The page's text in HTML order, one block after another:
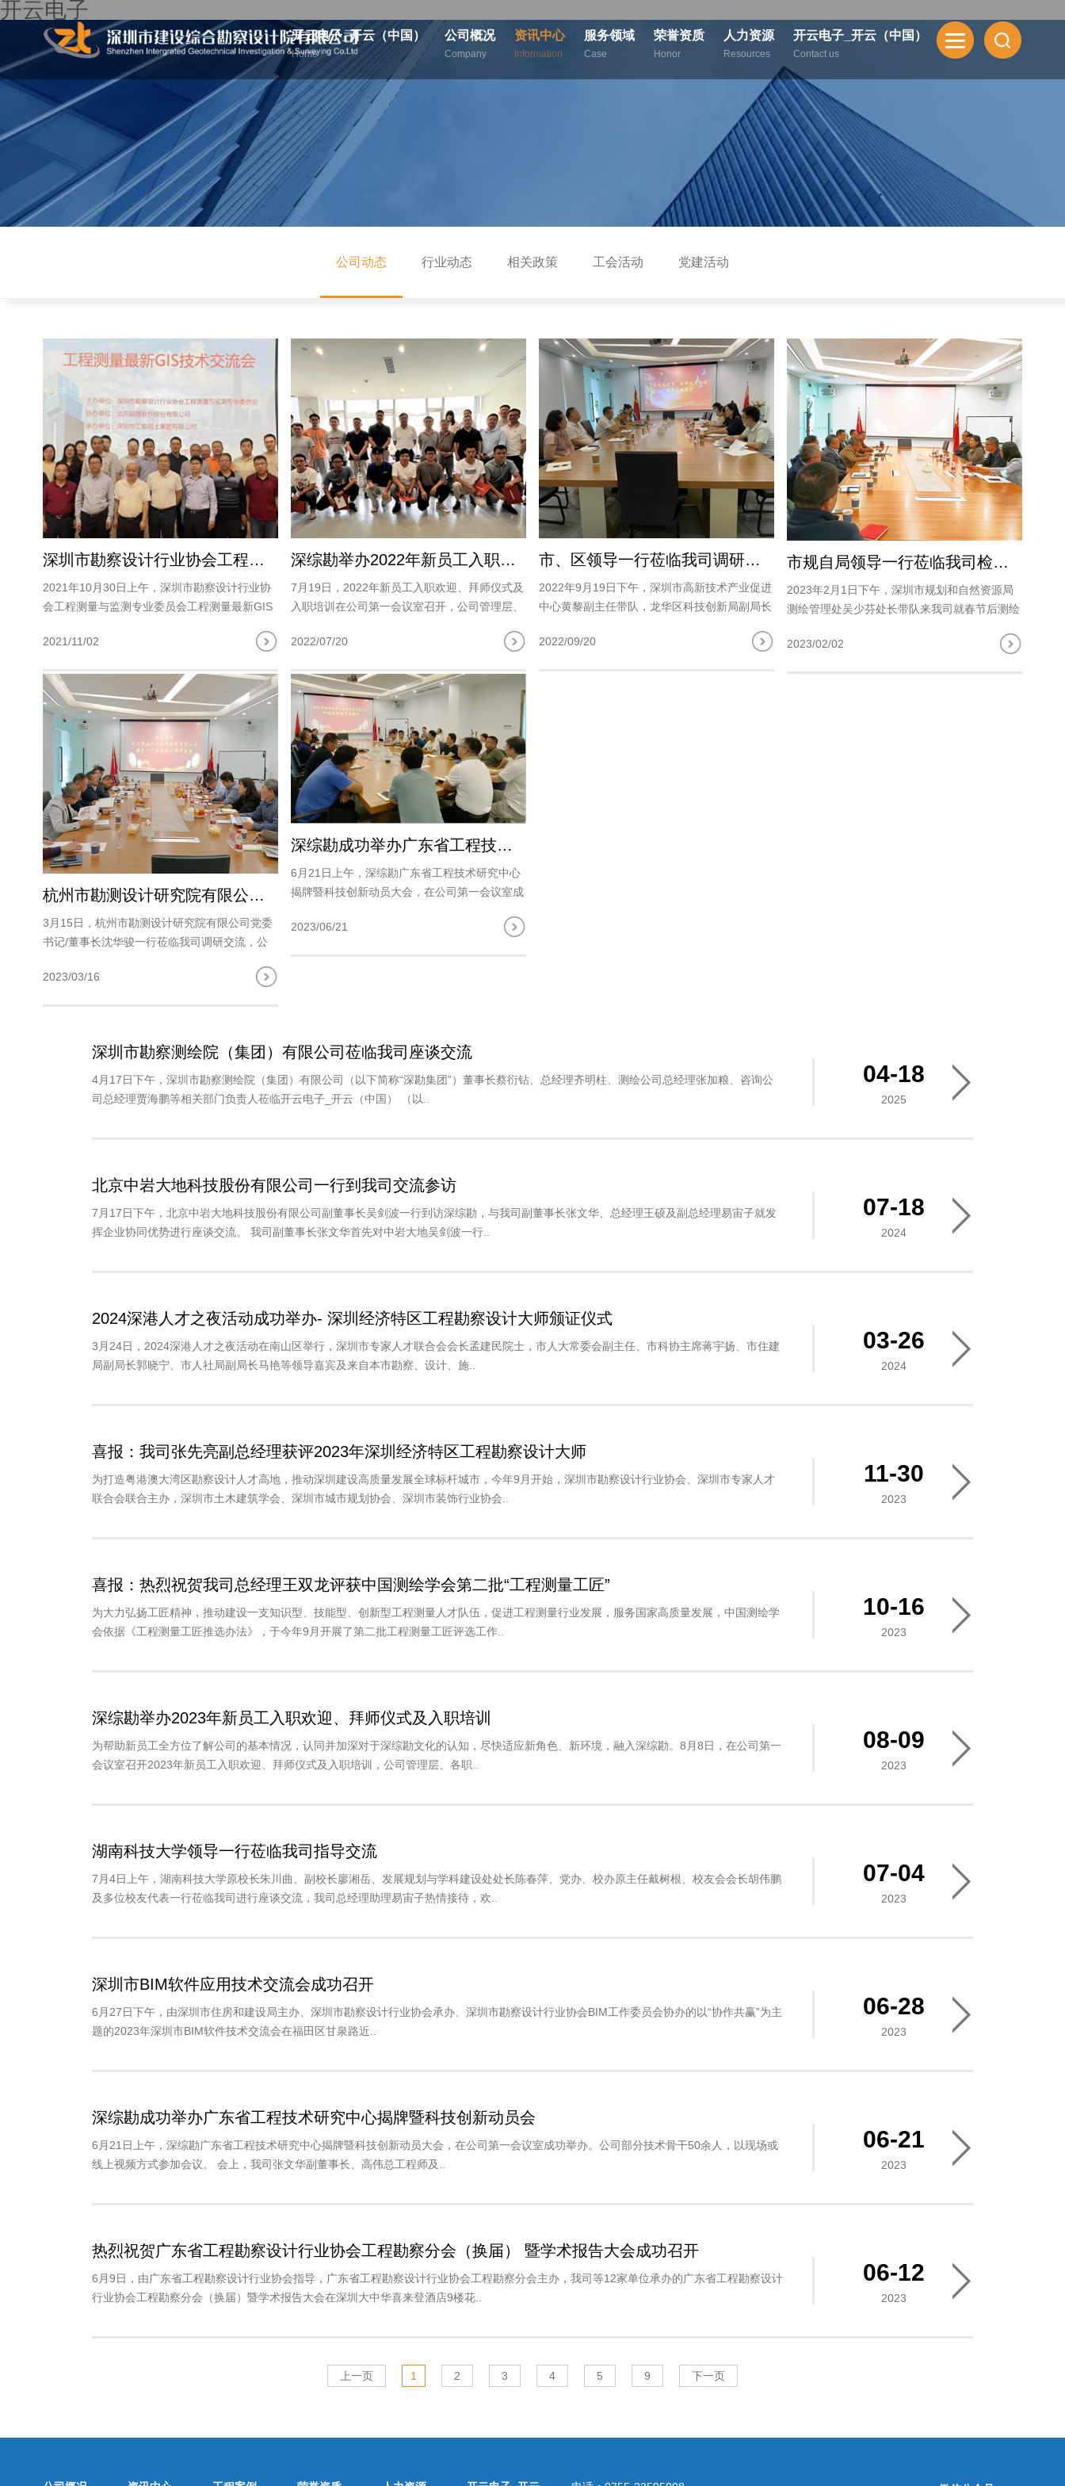
开云电子
开云电子_开云（中国）
Home
公司概况
Company
资讯中心
Information
服务领域
Case
荣誉资质
Honor
人力资源
Resources
开云电子_开云（中国）
Contact us
公司动态 行业动态 相关政策 工会活动 党建活动
深圳市勘察设计行业协会工程测量与监测专业委员会工程测量最新GIS技术交流会成功举办
2021年10月30日上午，深圳市勘察设计行业协
会工程测量与监测专业委员会工程测量最新GIS
技术交流会由副主任委员郭清同志主持，16家单
2021/11/02
深综勘举办2022年新员工入职欢迎、拜师仪式及入职培训
7月19日，2022年新员工入职欢迎、拜师仪式及
入职培训在公司第一会议室召开，公司管理层、
加。 欢迎会上，公司总经理王双龙首先致欢迎
2022/07/20
市、区领导一行莅临我司调研指导
2022年9月19日下午，深圳市高新技术产业促进
中心黄黎副主任带队，龙华区科技创新局副局长
龙、副总经理张先亮、郝埃俊、财务总监蔡阳虹
2022/09/20
市规自局领导一行莅临我司检查安全生产工作
2023年2月1日下午，深圳市规划和自然资源局
测绘管理处吴少芬处长带队来我司就春节后测绘
尤其是地理信息产业的发展动向进行了深入的交
2023/02/02
杭州市勘测设计研究院有限公司一行莅临我司调研交流
3月15日，杭州市勘测设计研究院有限公司党委
书记/董事长沈华骏一行莅临我司调研交流，公
理王双龙对杭勘院一行表示热烈的欢迎，表示此
2023/03/16
深综勘成功举办广东省工程技术研究中心揭牌暨科技创新动员会
6月21日上午，深综勘广东省工程技术研究中心
揭牌暨科技创新动员大会，在公司第一会议室成
上视频方式参加会议。 会上，我司张文华副董
2023/06/21
深圳市勘察测绘院（集团）有限公司莅临我司座谈交流
4月17日下午，深圳市勘察测绘院（集团）有限公司（以下简称“深勘集团”）董事长蔡衍钻、总经理齐明柱、测绘公司总经理张加粮、咨询公
司总经理贾海鹏等相关部门负责人莅临开云电子_开云（中国） （以..
04-18
2025
北京中岩大地科技股份有限公司一行到我司交流参访
7月17日下午，北京中岩大地科技股份有限公司副董事长吴剑波一行到访深综勘，与我司副董事长张文华、总经理王硕及副总经理易宙子就发
挥企业协同优势进行座谈交流。 我司副董事长张文华首先对中岩大地吴剑波一行..
07-18
2024
2024深港人才之夜活动成功举办- 深圳经济特区工程勘察设计大师颁证仪式
3月24日，2024深港人才之夜活动在南山区举行，深圳市专家人才联合会会长孟建民院士，市人大常委会副主任、市科协主席蒋宇扬、市住建
局副局长郭晓宁、市人社局副局长马艳等领导嘉宾及来自本市勘察、设计、施..
03-26
2024
喜报：我司张先亮副总经理获评2023年深圳经济特区工程勘察设计大师
为打造粤港澳大湾区勘察设计人才高地，推动深圳建设高质量发展全球标杆城市，今年9月开始，深圳市勘察设计行业协会、深圳市专家人才
联合会联合主办，深圳市土木建筑学会、深圳市城市规划协会、深圳市装饰行业协会..
11-30
2023
喜报：热烈祝贺我司总经理王双龙评获中国测绘学会第二批“工程测量工匠”
为大力弘扬工匠精神，推动建设一支知识型、技能型、创新型工程测量人才队伍，促进工程测量行业发展，服务国家高质量发展，中国测绘学
会依据《工程测量工匠推选办法》，于今年9月开展了第二批工程测量工匠评选工作..
10-16
2023
深综勘举办2023年新员工入职欢迎、拜师仪式及入职培训
为帮助新员工全方位了解公司的基本情况，认同并加深对于深综勘文化的认知，尽快适应新角色、新环境，融入深综勘。8月8日，在公司第一
会议室召开2023年新员工入职欢迎、拜师仪式及入职培训，公司管理层、各职..
08-09
2023
湖南科技大学领导一行莅临我司指导交流
7月4日上午，湖南科技大学原校长朱川曲、副校长廖湘岳、发展规划与学科建设处处长陈春萍、党办、校办原主任戴树根、校友会会长胡伟鹏
及多位校友代表一行莅临我司进行座谈交流，我司总经理助理易宙子热情接待，欢..
07-04
2023
深圳市BIM软件应用技术交流会成功召开
6月27日下午，由深圳市住房和建设局主办、深圳市勘察设计行业协会承办、深圳市勘察设计行业协会BIM工作委员会协办的以“协作共赢”为主
题的2023年深圳市BIM软件技术交流会在福田区甘泉路近..
06-28
2023
深综勘成功举办广东省工程技术研究中心揭牌暨科技创新动员会
6月21日上午，深综勘广东省工程技术研究中心揭牌暨科技创新动员大会，在公司第一会议室成功举办。公司部分技术骨干50余人，以现场或
线上视频方式参加会议。 会上，我司张文华副董事长、高伟总工程师及..
06-21
2023
热烈祝贺广东省工程勘察设计行业协会工程勘察分会（换届） 暨学术报告大会成功召开
6月9日，由广东省工程勘察设计行业协会指导，广东省工程勘察设计行业协会工程勘察分会主办，我司等12家单位承办的广东省工程勘察设计
行业协会工程勘察分会（换届）暨学术报告大会在深圳大中华喜来登酒店9楼花..
06-12
2023
上一页 1 2 3 4 5 9 下一页